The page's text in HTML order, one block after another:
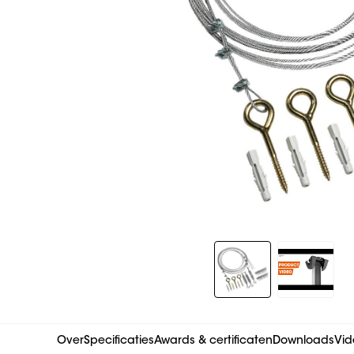
Slide 1 of 2
OverSpecificatiesAwards & certificatenDownloads